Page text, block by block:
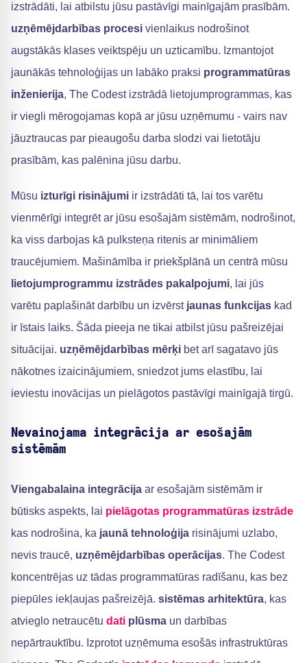
izstrādāti, lai atbilstu jūsu pastāvīgi mainīgajām prasībām.
uzņēmējdarbības procesi vienlaikus nodrošinot
augstākās klases veiktspēju un uzticamību. Izmantojot
jaunākās tehnoloģijas un labāko praksi programmatūras
inženierija, The Codest izstrādā lietojumprogrammas, kas
ir viegli mērogojamas kopā ar jūsu uzņēmumu - vairs nav
jāuztraucas par pieaugošu darba slodzi vai lietotāju
prasībām, kas palēnina jūsu darbu.
Mūsu izturīgi risinājumi ir izstrādāti tā, lai tos varētu
vienmērīgi integrēt ar jūsu esošajām sistēmām, nodrošinot,
ka viss darbojas kā pulksteņa ritenis ar minimāliem
traucējumiem. Mašināmība ir priekšplānā un centrā mūsu
lietojumprogrammu izstrādes pakalpojumi, lai jūs
varētu paplašināt darbību un izvērst jaunas funkcijas kad
ir īstais laiks. Šāda pieeja ne tikai atbilst jūsu pašreizējai
situācijai. uzņēmējdarbības mērķi bet arī sagatavo jūs
nākotnes izaicinājumiem, sniedzot jums elastību, lai
ieviestu inovācijas un pielāgotos pastāvīgi mainīgajā tirgū.
Nevainojama integrācija ar esošajām
sistēmām
Viengabalaina integrācija ar esošajām sistēmām ir
būtisks aspekts, lai pielāgotas programmatūras izstrāde
kas nodrošina, ka jaunā tehnoloģija risinājumi uzlabo,
nevis traucē, uzņēmējdarbības operācijas. The Codest
koncentrējas uz tādas programmatūras radīšanu, kas bez
piepūles iekļaujas pašreizējā. sistēmas arhitektūra, kas
atvieglo netraucētu dati plūsma un darbības
nepārtrauktību. Izprotot uzņēmuma esošās infrastruktūras